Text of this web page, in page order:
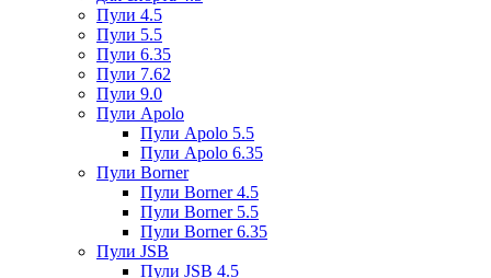
Пули 4.5
Пули 5.5
Пули 6.35
Пули 7.62
Пули 9.0
Пули Apolo
Пули Apolo 5.5
Пули Apolo 6.35
Пули Borner
Пули Borner 4.5
Пули Borner 5.5
Пули Borner 6.35
Пули JSB
Пули JSB 4.5